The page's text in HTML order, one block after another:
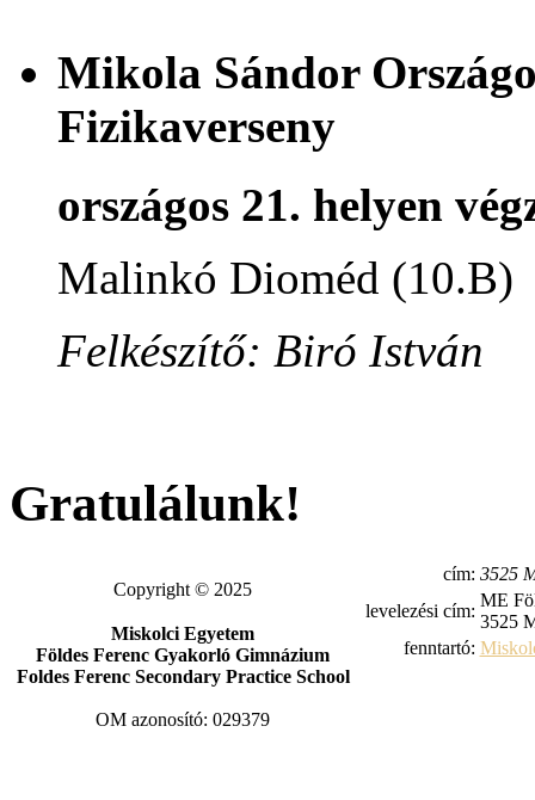
Mikola Sándor
Fizikaverseny
országos 21. helyen
Malinkó Dioméd (10.B)
Felkészítő: Biró István
Gratulálunk!
Copyright © 2025
Miskolci Egyetem
Földes Ferenc Gyakorló Gimnázium
Foldes Ferenc Secondary Practice School
OM azonosító: 029379
cím: 3525
levelezési cím:
ME
3525
fenntartó: